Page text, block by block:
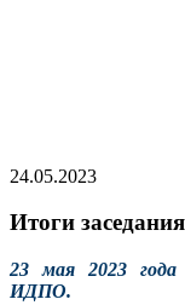
24.05.2023
Итоги
23 мая 2023 года
ИДПО.